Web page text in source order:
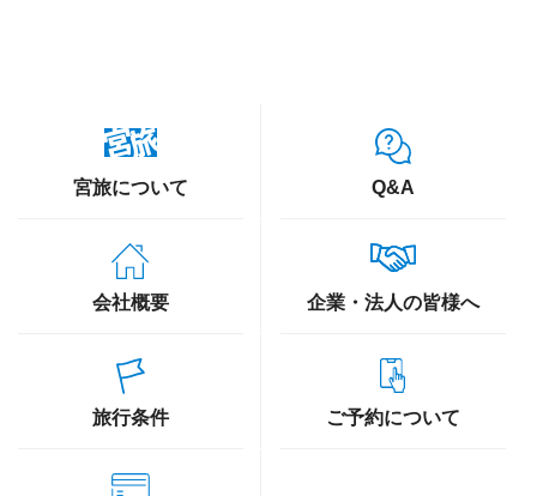
宮旅について Q&A
会社概要 企業・法人の皆様へ
旅行条件 ご予約について